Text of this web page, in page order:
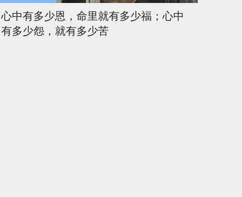
心中有多少恩，命里就有多少福；心中
有多少怨，就有多少苦